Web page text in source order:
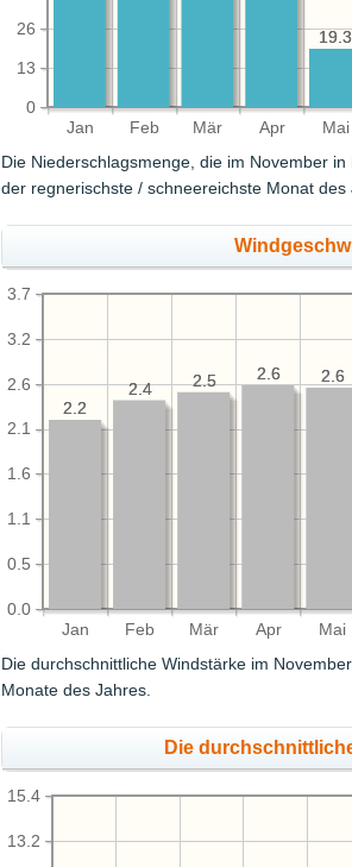
Jan Feb Mär Apr Mai
0
13
26
19.3
19.3
Die Niederschlagsmenge, die im November
der regnerischste / schneereichste Monat des
Jan Feb Mär Apr Mai
0.0
0.5
1.1
1.6
2.1
2.6
3.2
3.7
2.6
2.6
2.5
2.4
2.2
2.6
2.6
2.5
2.4
2.2
Die durchschnittliche Windstärke im
Monate des Jahres.
Die
13.2
15.4